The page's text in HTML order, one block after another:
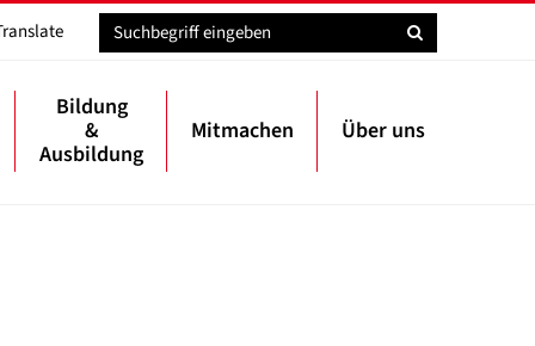
Bildung
&
Ausbildung
Mitmachen Über uns